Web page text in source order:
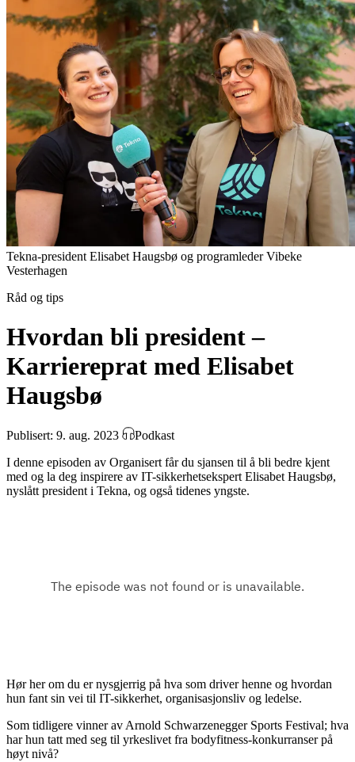
Tekna-president Elisabet Haugsbø og programleder Vibeke
Vesterhagen
Råd og tips
Hvordan bli president –
Karriereprat med Elisabet
Haugsbø
Publisert: 9. aug. 2023
Podkast
I denne episoden av Organisert får du sjansen til å bli bedre kjent
med og la deg inspirere av IT-sikkerhetsekspert Elisabet Haugsbø,
nyslått president i Tekna, og også tidenes yngste.
Hør her om du er nysgjerrig på hva som driver henne og hvordan
hun fant sin vei til IT-sikkerhet, organisasjonsliv og ledelse.
Som tidligere vinner av Arnold Schwarzenegger Sports Festival; hva
har hun tatt med seg til yrkeslivet fra bodyfitness-konkurranser på
høyt nivå?